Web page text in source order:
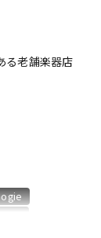
サ
る老舗楽器店